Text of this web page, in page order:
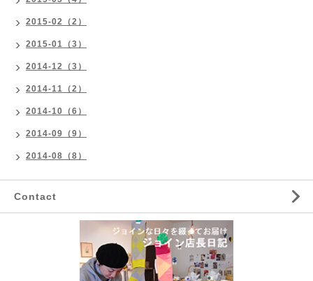
2015-02（2）
2015-01（3）
2014-12（3）
2014-11（2）
2014-10（6）
2014-09（9）
2014-08（8）
Contact